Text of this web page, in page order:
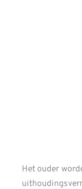
Het ouder